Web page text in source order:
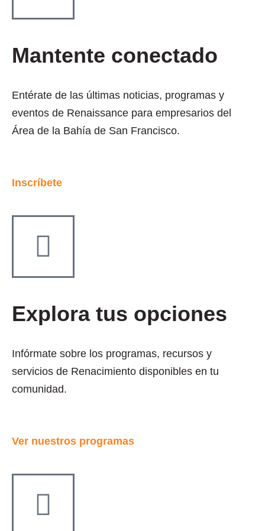
Mantente conectado
Entérate de las últimas noticias, programas y
eventos de Renaissance para empresarios del
Área de la Bahía de San Francisco.
Inscríbete
Explora tus opciones
Infórmate sobre los programas, recursos y
servicios de Renacimiento disponibles en tu
comunidad.
Ver nuestros programas